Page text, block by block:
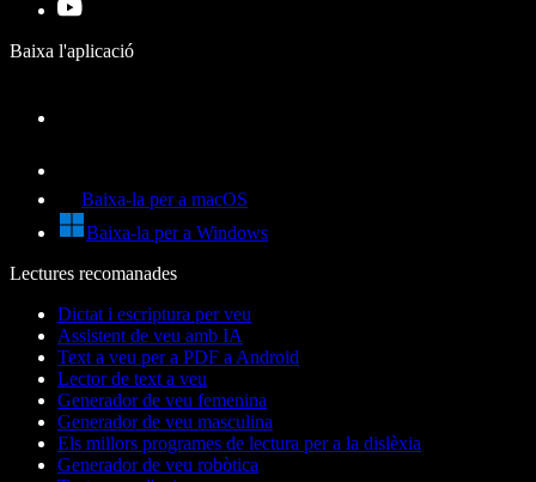
Baixa l'aplicació
Baixa-la per a macOS
Baixa-la per a Windows
Lectures recomanades
Dictat i escriptura per veu
Assistent de veu amb IA
Text a veu per a PDF a Android
Lector de text a veu
Generador de veu femenina
Generador de veu masculina
Els millors programes de lectura per a la dislèxia
Generador de veu robòtica